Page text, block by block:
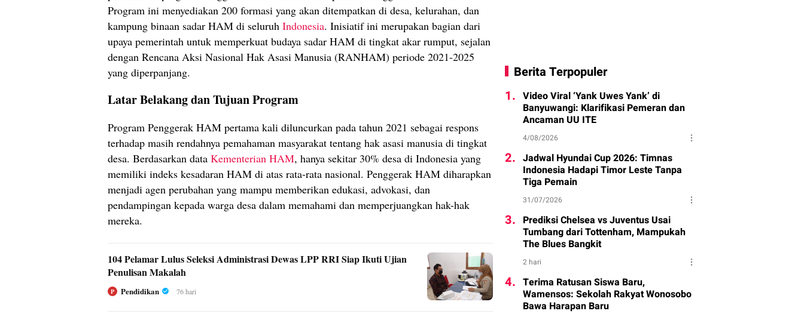
Program ini menyediakan 200 formasi yang akan ditempatkan di desa, kelurahan, dan
kampung binaan sadar HAM di seluruh Indonesia. Inisiatif ini merupakan bagian dari
upaya pemerintah untuk memperkuat budaya sadar HAM di tingkat akar rumput, sejalan
dengan Rencana Aksi Nasional Hak Asasi Manusia (RANHAM) periode 2021-2025
yang diperpanjang.
Latar Belakang dan Tujuan Program
Program Penggerak HAM pertama kali diluncurkan pada tahun 2021 sebagai respons
terhadap masih rendahnya pemahaman masyarakat tentang hak asasi manusia di tingkat
desa. Berdasarkan data Kementerian HAM, hanya sekitar 30% desa di Indonesia yang
memiliki indeks kesadaran HAM di atas rata-rata nasional. Penggerak HAM diharapkan
menjadi agen perubahan yang mampu memberikan edukasi, advokasi, dan
pendampingan kepada warga desa dalam memahami dan memperjuangkan hak-hak
mereka.
104 Pelamar Lulus Seleksi Administrasi Dewas LPP RRI Siap Ikuti Ujian
Penulisan Makalah
P Pendidikan 76 hari
Berita Terpopuler
1. Video Viral ‘Yank Uwes Yank’ di
Banyuwangi: Klarifikasi Pemeran dan
Ancaman UU ITE
4/08/2026
2. Jadwal Hyundai Cup 2026: Timnas
Indonesia Hadapi Timor Leste Tanpa
Tiga Pemain
31/07/2026
3. Prediksi Chelsea vs Juventus Usai
Tumbang dari Tottenham, Mampukah
The Blues Bangkit
2 hari
4. Terima Ratusan Siswa Baru,
Wamensos: Sekolah Rakyat Wonosobo
Bawa Harapan Baru